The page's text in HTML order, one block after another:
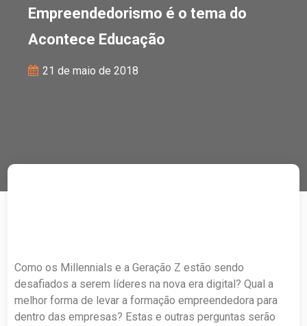
Empreendedorismo é o tema do
Acontece Educação
21 de maio de 2018
Como os Millennials e a Geração Z estão sendo
desafiados a serem líderes na nova era digital? Qual a
melhor forma de levar a formação empreendedora para
dentro das empresas? Estas e outras perguntas serão